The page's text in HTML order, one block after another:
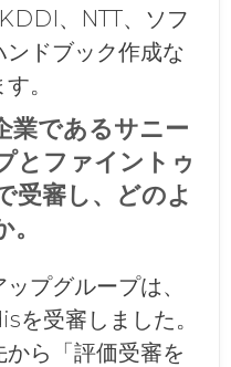
、NTT、ソフ
ンドブック作成な
。
業であるサニー
とファイントゥ
受審し、どのよ
プグループは、
を受審しました。
ら「評価受審を